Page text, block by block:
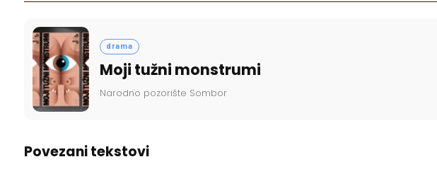
drama
Moji tužni monstrumi
Narodno pozorište Sombor
Povezani tekstovi